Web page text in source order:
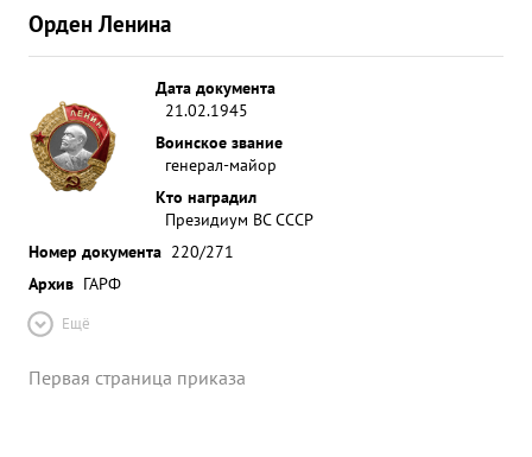
Орден Ленина
Дата документа
21.02.1945
Воинское звание
генерал-майор
Кто наградил
Президиум ВС СССР
Номер документа 220/271
Архив ГАРФ
Ещё
Первая страница приказа